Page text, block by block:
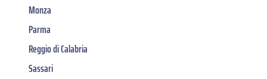
Monza
Parma
Reggio di Calabria
Sassari